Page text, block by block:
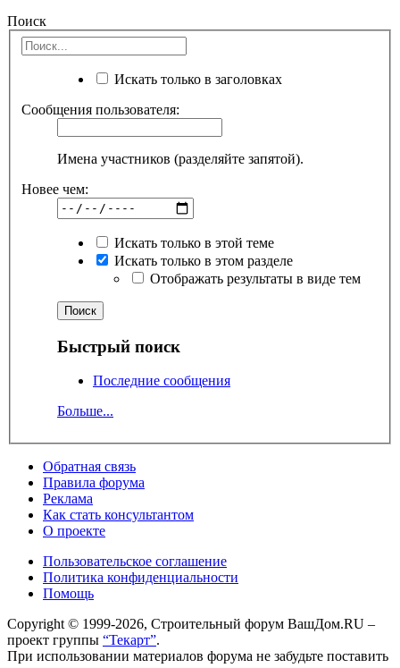
Поиск
Искать только в заголовках
Сообщения пользователя:
Имена участников (разделяйте запятой).
Новее чем:
Искать только в этой теме
Искать только в этом разделе
Отображать результаты в виде тем
Быстрый поиск
Последние сообщения
Больше...
Обратная связь
Правила форума
Реклама
Как стать консультантом
О проекте
Пользовательское соглашение
Политика конфиденциальности
Помощь
Copyright © 1999-2026, Строительный форум ВашДом.RU –
проект группы “Текарт”.
При использовании материалов форума не забудьте поставить